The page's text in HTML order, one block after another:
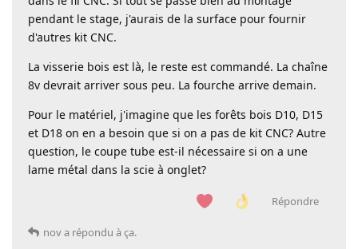
pendant le stage, j'aurais de la surface pour fournir
d'autres kit CNC.
La visserie bois est là, le reste est commandé. La chaîne
8v devrait arriver sous peu. La fourche arrive demain.
Pour le matériel, j'imagine que les forêts bois D10, D15
et D18 on en a besoin que si on a pas de kit CNC? Autre
question, le coupe tube est-il nécessaire si on a une
lame métal dans la scie à onglet?
Répondre
nova répondu à ça.